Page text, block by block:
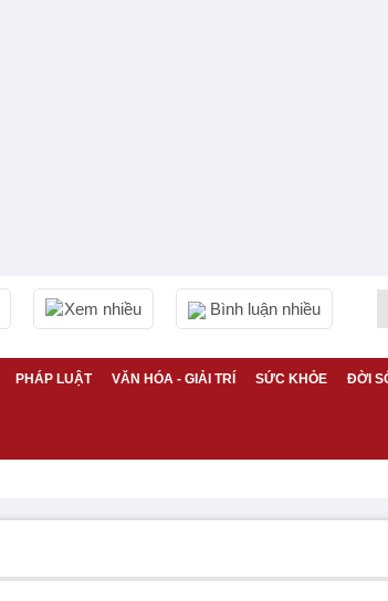
Xem nhiều Bình luận nhiều
PHÁP LUẬT VĂN HÓA - GIẢI TRÍ SỨC KHỎE ĐỜI